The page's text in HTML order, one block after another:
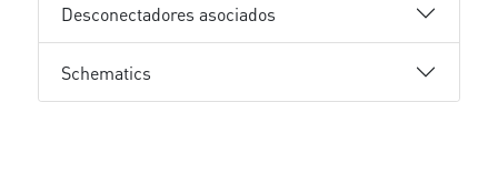
Desconectadores asociados
Schematics